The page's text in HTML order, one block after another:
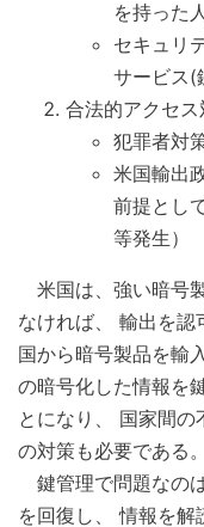
を持った
セキュリ
サービス(
合法的アクセ
犯罪者対
米国輸出
前提とし
等発生）
米国は、強い暗号
なければ、 輸出を認
国から暗号製品を輸
の暗号化した情報を
とになり、 国家間
の対策も必要である。
鍵管理で問題なの
を回復し、 情報を